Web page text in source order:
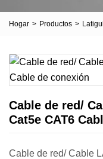
Hogar > Productos >
Cable de red/
Cat5e CAT6
Cable de red/ Cable